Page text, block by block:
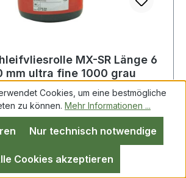
MX-SR Länge 6
mm ultra fine 1000 grau
MX-SR L.6m B.100mm ultra fine
Universalvlies · zum Mattieren
Oberflächen und
· durch die
Cookies, um eine bestmögliche
zu können. Mehr Informationen ...
Nur technisch notwendige
Cookies akzeptieren